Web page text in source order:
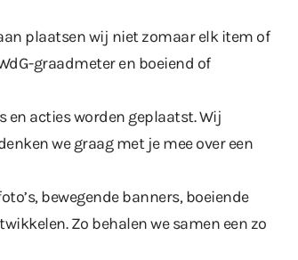
plaatsen wij niet zomaar elk item of
graadmeter en boeiend of
acties worden geplaatst. Wij
we graag met je mee over een
bewegende banners, boeiende
Zo behalen we samen een zo